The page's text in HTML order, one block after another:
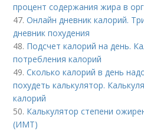
процент содержания жира в
47.Онлайн дневник калорий.
дневник похудения
48. Подсчет калорий на день.
потребления калорий
49.Сколько калорий в день
похудеть калькулятор.
калорий
50. Калькулятор степени
(ИМТ)